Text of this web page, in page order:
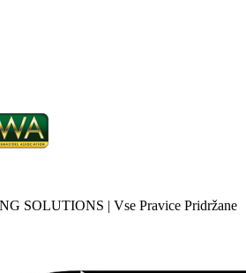
SOLUTIONS | Vse Pravice Pridržane